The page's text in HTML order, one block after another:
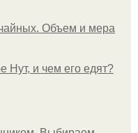
Объем и мера
Нут, и чем его едят?